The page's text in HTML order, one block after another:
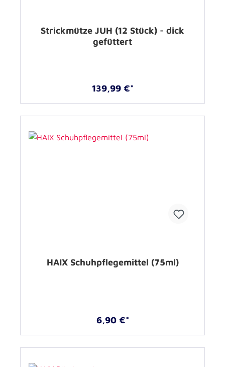
Strickmütze JUH (12 Stück) - dick
gefüttert
139,99 €*
HAIX Schuhpflegemittel (75ml)
6,90 €*